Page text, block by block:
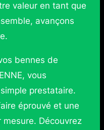
valeur en tant que
avançons
bennes de
vous
prestataire.
éprouvé et une
Découvrez